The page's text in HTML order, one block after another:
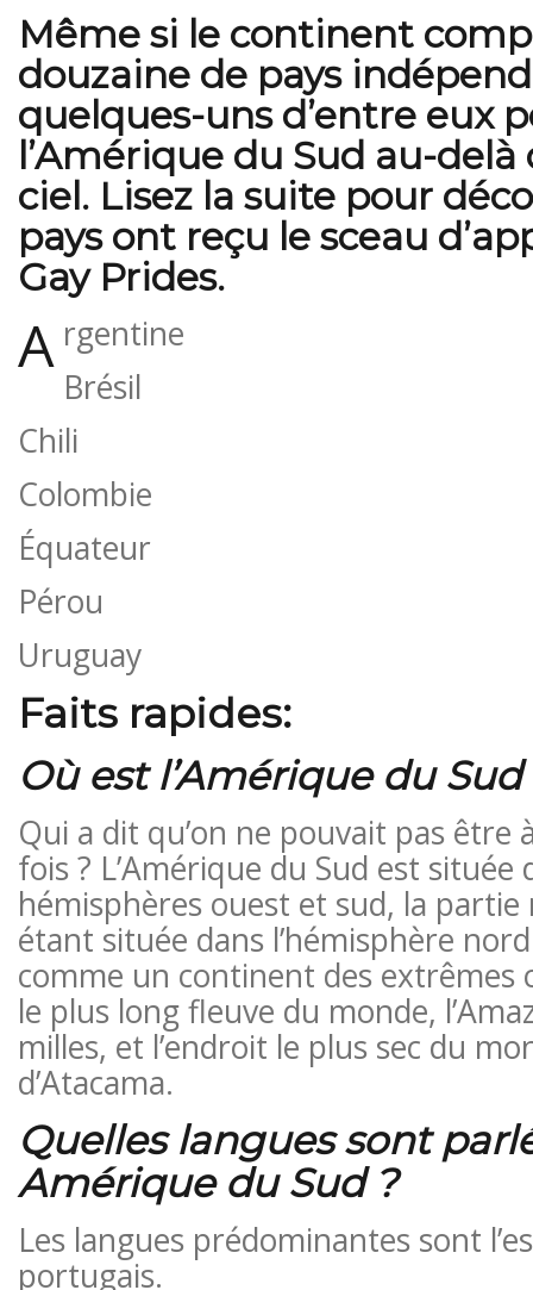
Même si le continent
douzaine de pays
quelques-uns d’entre eux
l’Amérique du Sud au-delà
ciel. Lisez la suite pour
pays ont reçu le sceau
Gay Prides.
A rgentine
Brésil
Chili
Colombie
Équateur
Pérou
Uruguay
Faits rapides:
Où est l’Amérique du Sud
Qui a dit qu’on ne pouvait pas être
fois ? L’Amérique du Sud est située
hémisphères ouest et sud, la
étant située dans l’hémisphère
comme un continent des extrêmes
le plus long fleuve du monde,
milles, et l’endroit le plus sec du
d’Atacama.
Quelles langues sont
Amérique du Sud ?
Les langues prédominantes sont
portugais.